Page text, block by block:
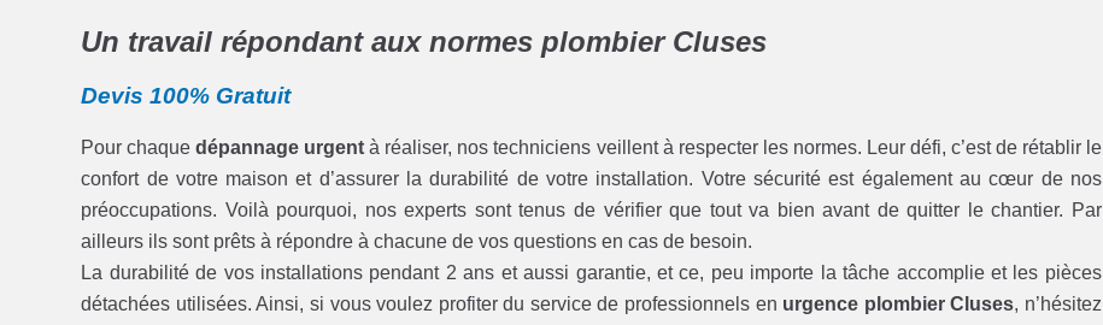
Un travail répondant aux normes plombier Cluses
Devis 100% Gratuit
Pour chaquedépannage urgent à réaliser, nos techniciens veillent à respecter les normes. Leur défi, c’est de rétablir le
confort de votre maison et d’assurer la durabilité de votre installation. Votre sécurité est également au cœur de nos
préoccupations. Voilà pourquoi, nos experts sont tenus de vérifier que tout va bien avant de quitter le chantier. Par
ailleurs ils sont prêts à répondre à chacune de vos questions en cas de besoin.
La durabilité de vos installations pendant 2 ans et aussi garantie, et ce, peu importe la tâche accomplie et les pièces
détachées utilisées. Ainsi, si vous voulez profiter du service de professionnels en urgence plombier Cluses, n’hésitez